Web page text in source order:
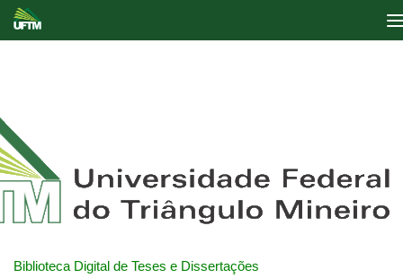
Biblioteca Digital de Teses e Dissertações